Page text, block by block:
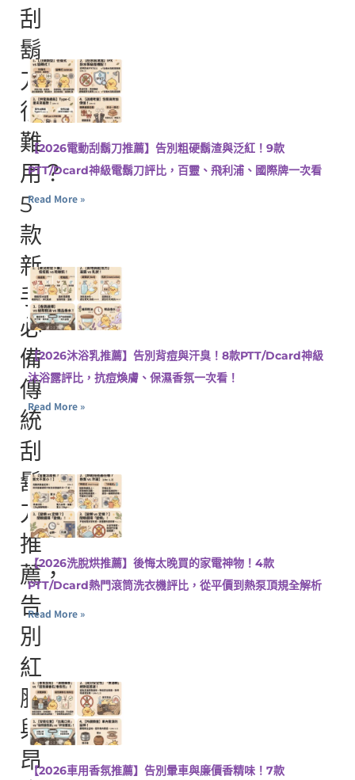
刮
鬍
刀
很
難
用？
5
款
新
手
必
備
傳
統
刮
鬍
刀
推
薦，
告
別
紅
腫
與
昂
【2026電動刮鬍刀推薦】告別粗硬鬍渣與泛紅！9款
PTT/Dcard神級電鬍刀評比，百靈、飛利浦、國際牌一次看
Read More »
【2026沐浴乳推薦】告別背痘與汗臭！8款PTT/Dcard神級
沐浴露評比，抗痘煥膚、保濕香氛一次看！
Read More »
【2026洗脫烘推薦】後悔太晚買的家電神物！4款
PTT/Dcard熱門滾筒洗衣機評比，從平價到熱泵頂規全解析
Read More »
【2026車用香氛推薦】告別暈車與廉價香精味！7款